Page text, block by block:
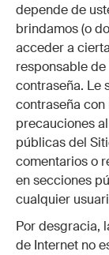
depende de
brindamos (o
acceder a
responsable
contraseña. Le
contraseña
precauciones
públicas del
comentarios o
en secciones
cualquier
Por desgracia,
de Internet no